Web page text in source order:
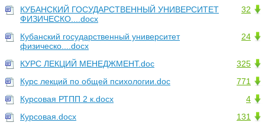
32
КУБАНСКИЙ ГОСУДАРСТВЕННЫЙ УНИВЕРСИТЕТ
ФИЗИЧЕСКО....docx
24
Кубанский государственный университет
физическо....docx
325
КУРС ЛЕКЦИЙ МЕНЕДЖМЕНТ.doc
771
Курс лекций по общей психологии.doc
4
Курсовая РТПП 2 к.docx
131
Курсовая.docx